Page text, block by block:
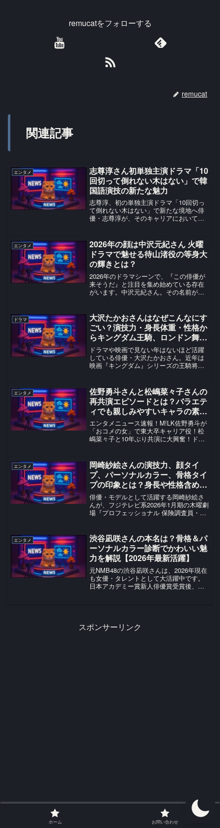
remucatをフォローする
remucat
関連記事
エンタメ
志尊淳さん初単独主演ドラマ「10
回切って倒れない木はない」で韓
国語演技の新たな魅力
志尊淳、初の単独主演ドラマ「10回切っ
て倒れない木はない」で新たな境地へ俳
優・志尊淳が、そのキャリアにおいて新
日曜ドラマ「10回切って倒れない木はな
い」で、民放...
エンタメ
2026年の顔は中沢元紀さん 火曜
ドラマで魅せる待山渚役の等身大
の輝きとは？
2026年のドラマシーンで、『この俳優が
来そうだ』と注目を集め始めている存在
がいます。中沢元紀さん。その名前が
「ゲームチェンジ」での単独主演。作品
の成否を背負う重...
ドラマ
大沢たかおさんはなぜこんなにす
ごい？演技力・身長体重・性格か
らキングダム王騎、ロンドン舞台
「王様と私」、メガネ姿のギャッ
プまで徹底解説！
ドラマや映画で見ない年はないほど活躍
している俳優・大沢たかおさん。近年は
映画『キングダム』シリーズの王騎将軍
きな話題になりました。さらに、ロンド
ン・ウエストエンドの舞...
エンタメ
佐野勇斗さんと松嶋菜々子さんの
再共演エピソードとは？バラエテ
ィでも親しみやすいキャラの素に
迫る！
エンタメニュース速報！M!LK佐野勇斗が
「おコメの女」で東大卒キャリア役！松
嶋菜々子と10年ぶり共演に大興奮！ドラ
エンタメ
岡崎紗絵さんの演技力、顔タイ
プ、パーソナルカラー、骨格タイ
プの印象とは？身長や性格含め人
気の理由を調査し魅力に迫る！
俳優・モデルとして活躍する岡崎紗絵さ
んが、フジテレビ系2026年1月期の木曜劇
場『プロフェッショナル 保険調査員・天
凄腕保険調査員・天音蓮の“表のバディ”と
して、調査...
エンタメ
渋谷凪咲さんの本名は？骨格＆パ
ーソナルカラー診断でかわいい魅
力を解説【2026年最新活躍】
元NMB48の渋谷凪咲さんは、2026年現在
も女優・タレントとして大活躍中です。
日本アカデミー賞新人俳優賞受賞後、鈴
スポンサーリンク
ホーム お問い合わせ